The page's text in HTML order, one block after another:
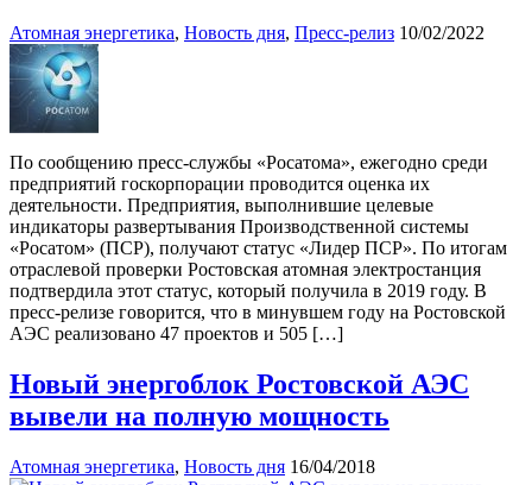
Атомная энергетика, Новость дня, Пресс-релиз 10/02/2022
По сообщению пресс-службы «Росатома», ежегодно среди
предприятий госкорпорации проводится оценка их
деятельности. Предприятия, выполнившие целевые
индикаторы развертывания Производственной системы
«Росатом» (ПСР), получают статус «Лидер ПСР». По итогам
отраслевой проверки Ростовская атомная электростанция
подтвердила этот статус, который получила в 2019 году. В
пресс-релизе говорится, что в минувшем году на Ростовской
АЭС реализовано 47 проектов и 505 […]
Новый энергоблок Ростовской АЭС
вывели на полную мощность
Атомная энергетика, Новость дня 16/04/2018